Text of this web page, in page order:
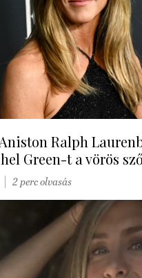
Ralph
Green-t a vörös
2 perc olvasás